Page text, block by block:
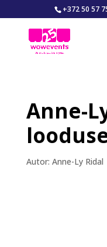
+372 50 57
Anne-
Autor: Anne-Ly Ridal